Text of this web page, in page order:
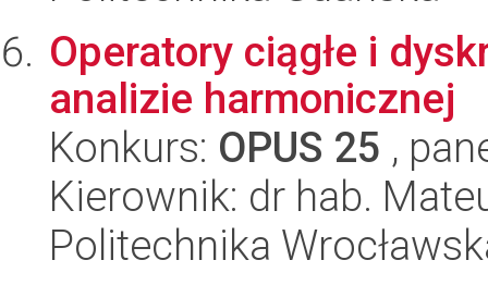
Operatory ciągłe i
analizie harmonicznej
Konkurs: OPUS 25 ,
Kierownik: dr hab.
Politechnika